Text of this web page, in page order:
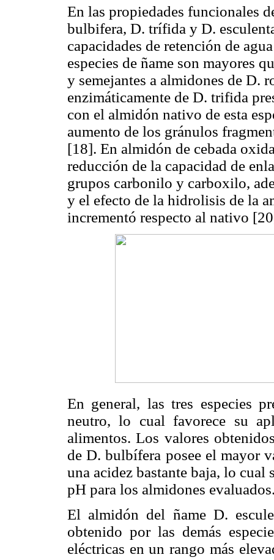
En las propiedades funcionales
bulbifera, D. trífida y D.
capacidades de retención de
especies de ñame son mayores
y semejantes a almidones de D.
enzimáticamente de D. trifida
con el almidón nativo de esta
aumento de los gránulos
[18]. En almidón de cebada
reducción de la capacidad de
grupos carbonilo y carboxilo,
y el efecto de la hidrolisis de la
incrementó respecto al nativo
En general, las tres especies
neutro, lo cual favorece su
alimentos. Los valores
de D. bulbífera posee el mayor
una acidez bastante baja, lo
pH para los almidones
El almidón del ñame D.
obtenido por las demás
eléctricas en un rango más